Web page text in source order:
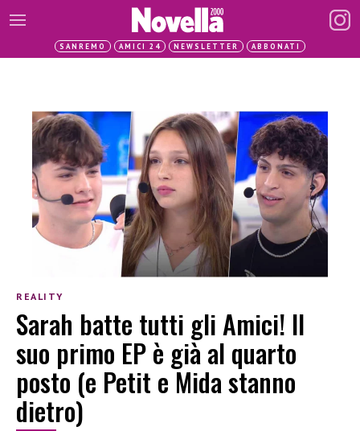
SANREMO AMICI 24 NEWSLETTER ABBONATI
REALITY
Sarah batte tutti gli Amici! Il
suo primo EP è già al quarto
posto (e Petit e Mida stanno
dietro)